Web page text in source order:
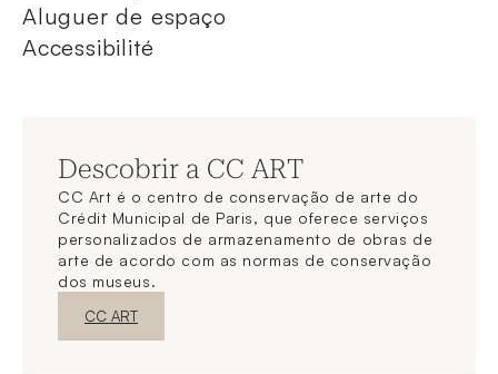
Aluguer de espaço
Accessibilité
Descobrir a CC ART
CC Art é o centro de conservação de arte do
Crédit Municipal de Paris, que oferece serviços
personalizados de armazenamento de obras de
arte de acordo com as normas de conservação
dos museus.
Nova janelaDescubra o
CC ART